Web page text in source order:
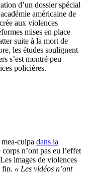
d’un dossier spécial
américaine de
aux violences
mises en place
suite à la mort de
les études soulignent
s’est montré peu
policières.
culpa dans la
n’ont pas eu l’effet
images de violences
fin. « Les vidéos n’ont